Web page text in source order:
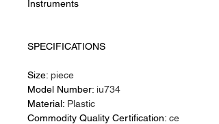
Instruments
SPECIFICATIONS
Size: piece
Model Number: iu734
Material: Plastic
Commodity Quality Certification: ce